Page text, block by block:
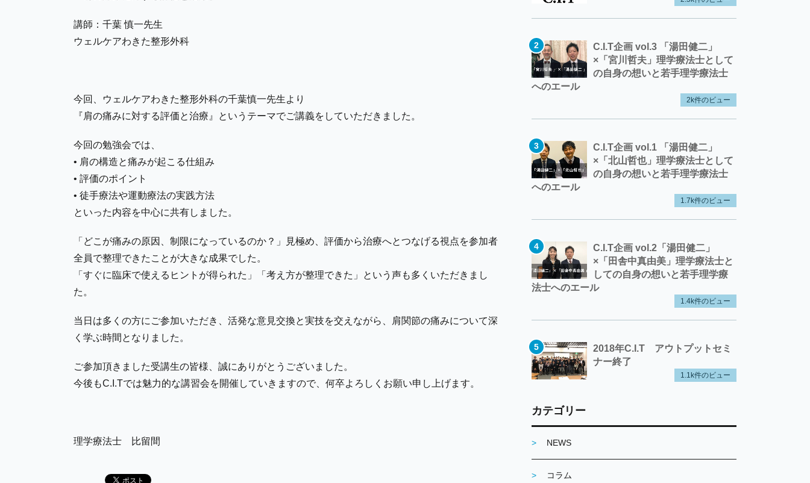
講師：千葉 慎一先生
ウェルケアわきた整形外科
今回、ウェルケアわきた整形外科の千葉慎一先生より
『肩の痛みに対する評価と治療』というテーマでご講義をしていただきました。
今回の勉強会では、
• 肩の構造と痛みが起こる仕組み
• 評価のポイント
• 徒手療法や運動療法の実践方法
といった内容を中心に共有しました。
「どこが痛みの原因、制限になっているのか？」見極め、評価から治療へとつなげる視点を参加者
全員で整理できたことが大きな成果でした。
「すぐに臨床で使えるヒントが得られた」「考え方が整理できた」という声も多くいただきまし
た。
当日は多くの方にご参加いただき、活発な意見交換と実技を交えながら、肩関節の痛みについて深
く学ぶ時間となりました。
ご参加頂きました受講生の皆様、誠にありがとうございました。
今後もC.I.Tでは魅力的な講習会を開催していきますので、何卒よろしくお願い申し上げます。
理学療法士 比留間
C.I.T企画 vol.3 「湯田健二」
×「宮川哲夫」理学療法士として
の自身の想いと若手理学療法士
へのエール
2k件のビュー
C.I.T企画 vol.1 「湯田健二」
×「北山哲也」理学療法士として
の自身の想いと若手理学療法士
へのエール
1.7k件のビュー
C.I.T企画 vol.2「湯田健二」
×「田舎中真由美」理学療法士と
しての自身の想いと若手理学療
法士へのエール
1.4k件のビュー
2018年C.I.T アウトプットセミ
ナー終了
1.1k件のビュー
カテゴリー
NEWS
コラム